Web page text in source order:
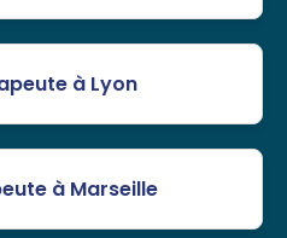
à Lyon
à Marseille